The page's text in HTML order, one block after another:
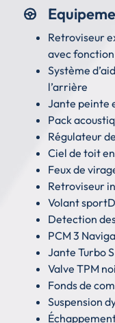
Retroviseur
avec
Système
l’arrière
Jante peinte
Pack
Régulateur
Ciel de toit
Feux de
Retroviseur
Volant
Detection
PCM 3
Jante Turbo S
Valve TPM
Fonds de
Suspension